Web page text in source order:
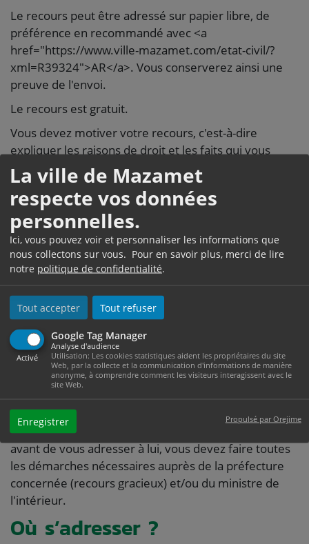
La ville de Mazamet
respecte vos données
personnelles.
Ici, vous pouvez voir et personnaliser les informations que
nous collectons sur vous. Pour en savoir plus, merci de lire
notre politique de confidentialité.
Tout accepter Tout refuser
Google Tag Manager
Activé
Analyse d'audience
Utilisation: Les cookies statistiques aident les propriétaires du site
Web, par la collecte et la communication d'informations de manière
anonyme, à comprendre comment les visiteurs interagissent avec le
site Web.
Enregistrer Propulsé par Orejime
Le recours peut être adressé sur papier libre, de
préférence en recommandé avec <a
href="https://www.ville-mazamet.com/etat-civil/?
xml=R39324">AR</a>. Vous conserverez ainsi une
preuve de l'envoi.
Le recours est gratuit.
Vous devez motiver votre recours, c'est-à-dire
expliquer les raisons de droit et les faits qui vous
conduisent à faire ce recours.
Où s’adresser ?
Préfecture
Direction de l'immigration - Ministère en
charge de l'intérieur
href="https://www.ville-mazamet.com/etat-civil/?
xml=F13158">Défenseur des droits</a>. Attention :
avant de vous adresser à lui, vous devez faire toutes
les démarches nécessaires auprès de la préfecture
concernée (recours gracieux) et/ou du ministre de
l'intérieur.
Où s’adresser ?